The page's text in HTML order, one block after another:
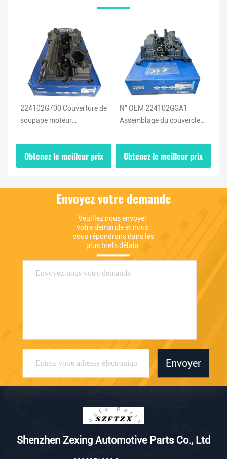
224102G700 Couverture de
soupape moteur
soupape personnalisées
pour Hyundai Kia
Obtenez le meilleur prix
N° OEM 224102GGA1
Assemblage du couvercle
Modèle de voiture Pour KIA
HYUNDAI
Obtenez le meilleur prix
Envoyez votre demande
Veuillez nous envoyer
votre demande et nous
vous répondrons dans les
plus brefs délais.
Envoyer
Shenzhen Zexing Automotive Parts Co., Ltd